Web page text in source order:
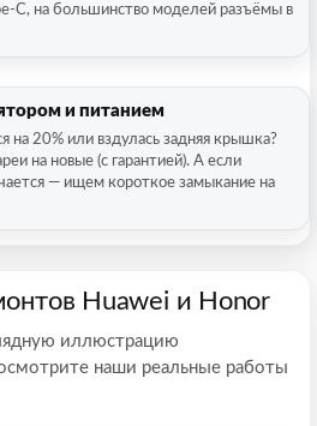
C, на большинство моделей разъёмы в
и питанием
на 20% или вздулась задняя крышка?
на новые (с гарантией). А если
— ищем короткое замыкание на
Huawei и Honor
иллюстрацию
наши реальные работы